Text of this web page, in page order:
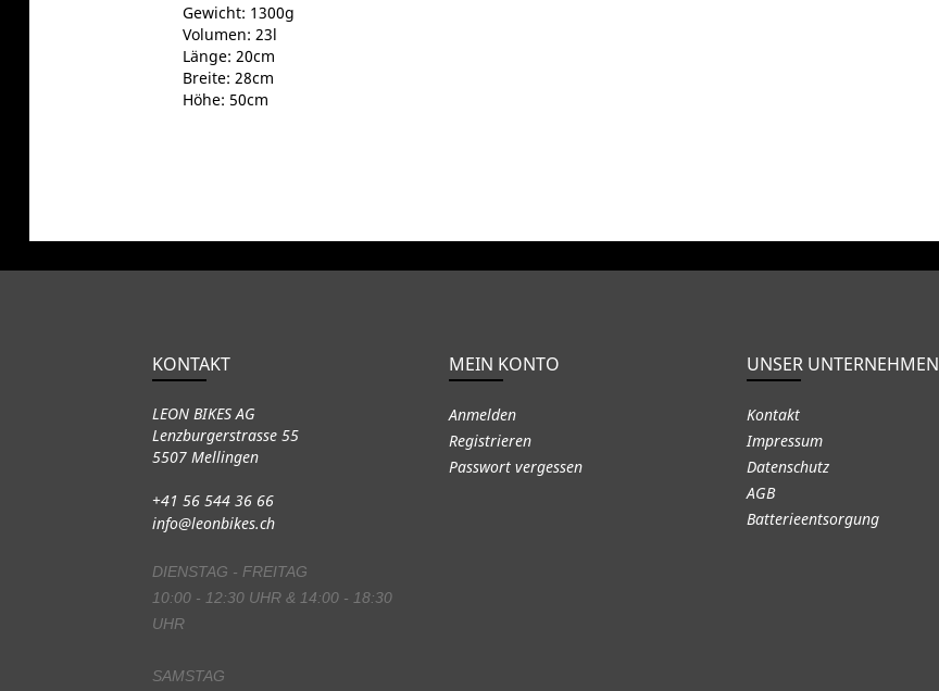
Gewicht: 1300g
Volumen: 23l
Länge: 20cm
Breite: 28cm
Höhe: 50cm
KONTAKT
LEON BIKES AG
Lenzburgerstrasse 55
5507 Mellingen
+41 56 544 36 66
info@leonbikes.ch
DIENSTAG - FREITAG
10:00 - 12:30 UHR & 14:00 - 18:30
UHR
SAMSTAG
MEIN KONTO
Anmelden
Registrieren
Passwort vergessen
UNSER UNTERNEHMEN
Kontakt
Impressum
Datenschutz
AGB
Batterieentsorgung